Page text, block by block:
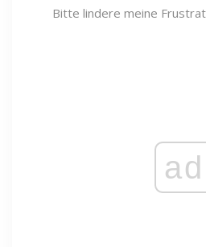
Bitte lindere meine
ad